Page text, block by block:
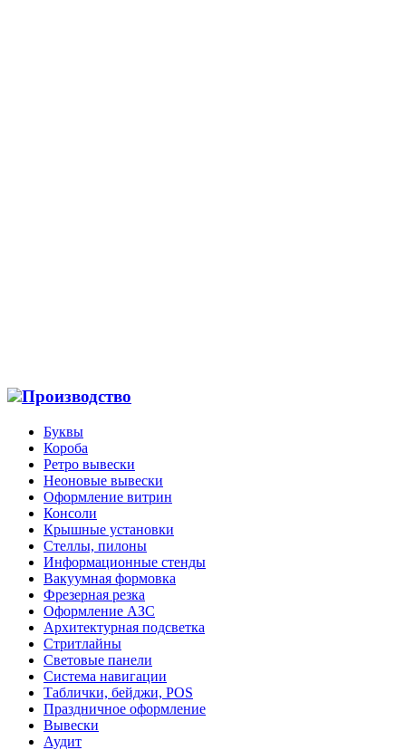
Производство
Буквы
Короба
Ретро вывески
Неоновые вывески
Оформление витрин
Консоли
Крышные установки
Стеллы, пилоны
Информационные стенды
Вакуумная формовка
Фрезерная резка
Оформление АЗС
Архитектурная подсветка
Стритлайны
Cветовые панели
Система навигации
Таблички, бейджи, POS
Праздничное оформление
Вывески
Аудит